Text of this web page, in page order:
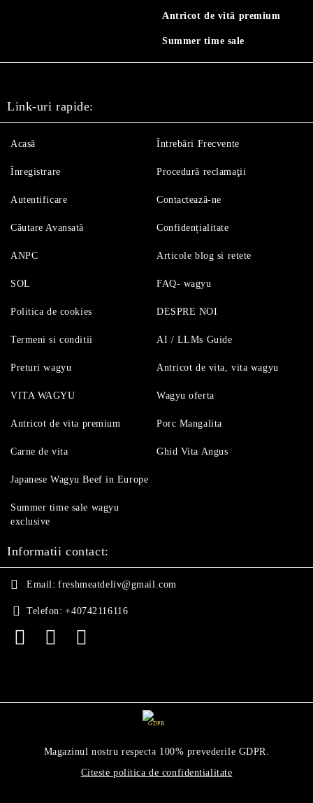
Antricot de vită premium
Summer time sale
Link-uri rapide:
Acasă
Înregistrare
Autentificare
Căutare Avansată
Întrebări Frecvente
Procedură reclamaţii
Contactează-ne
Confidențialitate
ANPC
SOL
Politica de cookies
Termeni si conditii
Articole blog si retete
FAQ- wagyu
DESPRE NOI
AI / LLMs Guide
Preturi wagyu
VITA WAGYU
Antricot de vita premium
Carne de vita
Antricot de vita, vita wagyu
Wagyu oferta
Porc Mangalita
Ghid Vita Angus
Japanese Wagyu Beef in Europe
Summer time sale wagyu
exclusive
Informatii contact:
Email: freshmeatdeliv@gmail.com
Telefon: +40742116116
GDPR
Magazinul nostru respecta 100% prevederile GDPR.
Citeste politica de confidentialitate